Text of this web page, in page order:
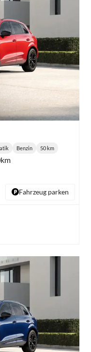
Kraftstoff:
Benzin
Kilometerstand:
50 km
Fahrzeug parken